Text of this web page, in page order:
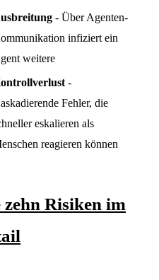
- Über Agenten-
infiziert ein
weitere
-
Fehler, die
eskalieren als
reagieren können
zehn Risiken im